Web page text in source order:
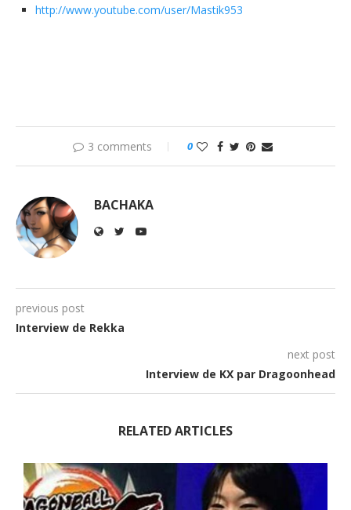
http://www.youtube.com/user/Mastik953
3 comments 0
BACHAKA
previous post
Interview de Rekka
next post
Interview de KX par Dragoonhead
RELATED ARTICLES